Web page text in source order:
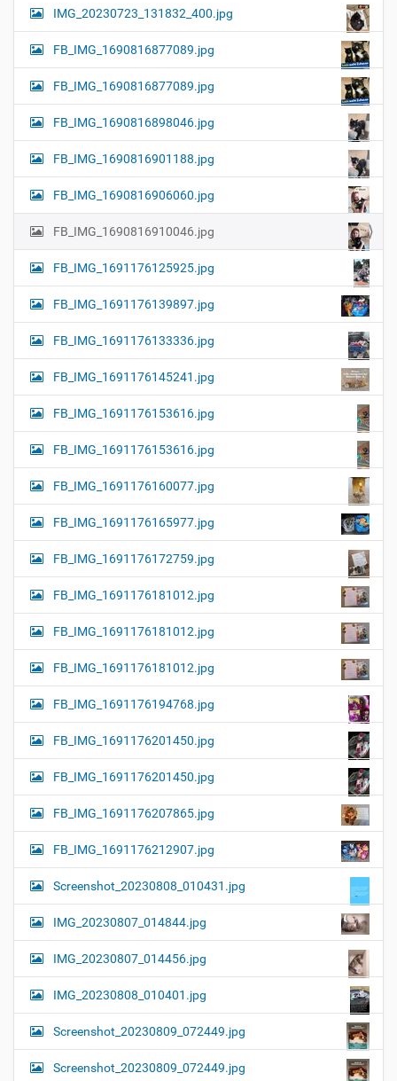
IMG_20230723_131832_400.jpg
FB_IMG_1690816877089.jpg
FB_IMG_1690816877089.jpg
FB_IMG_1690816898046.jpg
FB_IMG_1690816901188.jpg
FB_IMG_1690816906060.jpg
FB_IMG_1690816910046.jpg
FB_IMG_1691176125925.jpg
FB_IMG_1691176139897.jpg
FB_IMG_1691176133336.jpg
FB_IMG_1691176145241.jpg
FB_IMG_1691176153616.jpg
FB_IMG_1691176153616.jpg
FB_IMG_1691176160077.jpg
FB_IMG_1691176165977.jpg
FB_IMG_1691176172759.jpg
FB_IMG_1691176181012.jpg
FB_IMG_1691176181012.jpg
FB_IMG_1691176181012.jpg
FB_IMG_1691176194768.jpg
FB_IMG_1691176201450.jpg
FB_IMG_1691176201450.jpg
FB_IMG_1691176207865.jpg
FB_IMG_1691176212907.jpg
Screenshot_20230808_010431.jpg
IMG_20230807_014844.jpg
IMG_20230807_014456.jpg
IMG_20230808_010401.jpg
Screenshot_20230809_072449.jpg
Screenshot_20230809_072449.jpg